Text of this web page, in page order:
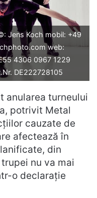
Jens Koch mobil: +49
web:
4306 0967 1229
DE222728105
anularea turneului
potrivit Metal
cauzate de
afectează în
din
nu va mai
o declarație